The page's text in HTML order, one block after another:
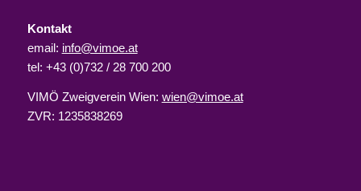
Kontakt
email: info@vimoe.at
tel: +43 (0)732 / 28 700 200
VIMÖ Zweigverein Wien: wien@vimoe.at
ZVR: 1235838269